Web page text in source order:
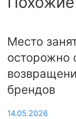
Место
осторожно
брендов
14.05.2026